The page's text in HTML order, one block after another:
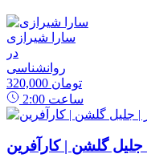
سارا شیرازی
در
روانشناسی
320,000 تومان
2:00 ساعت
گلشن | کارآفرین